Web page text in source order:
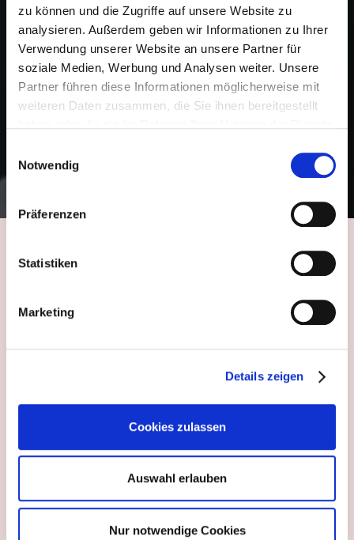
zu können und die Zugriffe auf unsere Website zu
analysieren. Außerdem geben wir Informationen zu Ihrer
Verwendung unserer Website an unsere Partner für
soziale Medien, Werbung und Analysen weiter. Unsere
Partner führen diese Informationen möglicherweise mit
weiteren Daten zusammen, die Sie ihnen bereitgestellt
Notwendig
Präferenzen
Statistiken
Marketing
Details zeigen
Cookies zulassen
Auswahl erlauben
Nur notwendige Cookies